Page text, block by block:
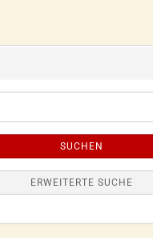
SUCHEN
ERWEITERTE SUCHE